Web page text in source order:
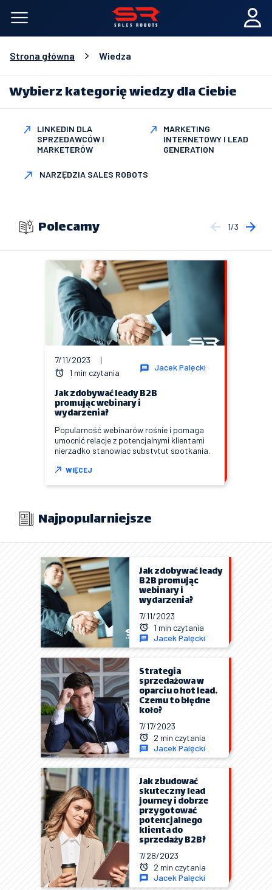
Strona główna Wiedza
Wybierz kategorię wiedzy dla Ciebie
LINKEDIN DLA
SPRZEDAWCÓW I
MARKETERÓW
MARKETING
INTERNETOWY I LEAD
GENERATION
NARZĘDZIA SALES ROBOTS
Polecamy 1/3
Jacek Palęcki
7/11/2023
|
1 min czytania
Jak zdobywać leady B2B
promując webinary i
wydarzenia?
Popularność webinarów rośnie i pomaga
umocnić relacje z potencjalnymi klientami
nierzadko stanowiąc substytut spotkania.
WIĘCEJ
Najpopularniejsze
Jacek Palęcki
7/11/2023
1 min czytania
Jak zdobywać leady
B2B promując
webinary i
wydarzenia?
Jacek Palęcki
7/17/2023
2 min czytania
Strategia
sprzedażowa w
oparciu o hot lead.
Czemu to błędne
koło?
Jacek Palęcki
7/28/2023
2 min czytania
Jak zbudować
skuteczny lead
journey i dobrze
przygotować
potencjalnego
klienta do
sprzedaży B2B?